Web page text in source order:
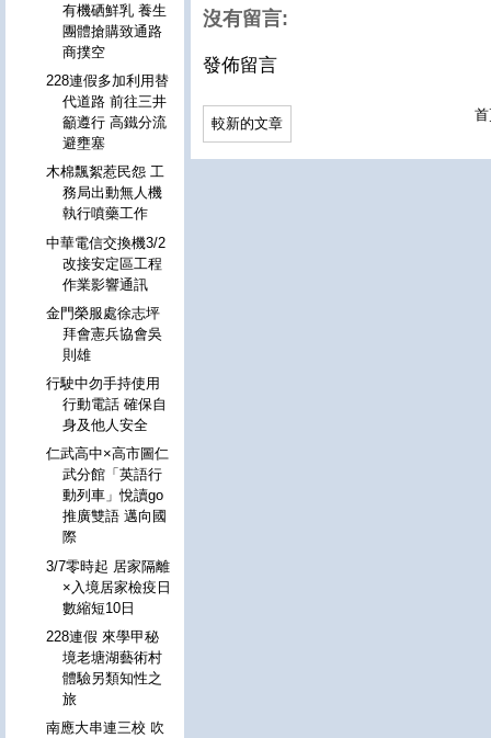
沒有留言:
發佈留言
較新的文章
有機硒鮮乳 養生
團體搶購致通路
商撲空
228連假多加利用替
代道路 前往三井
籲遵行 高鐵分流
避壅塞
木棉飄絮惹民怨 工
務局出動無人機
執行噴藥工作
中華電信交換機3/2
改接安定區工程
作業影響通訊
金門榮服處徐志坪
拜會憲兵協會吳
則雄
行駛中勿手持使用
行動電話 確保自
身及他人安全
仁武高中×高市圖仁
武分館「英語行
動列車」悅讀go
推廣雙語 邁向國
際
3/7零時起 居家隔離
×入境居家檢疫日
數縮短10日
228連假 來學甲秘
境老塘湖藝術村
體驗另類知性之
旅
南應大串連三校 吹